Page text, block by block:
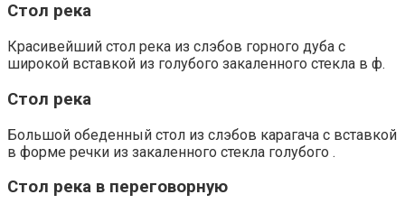
Стол река
Красивейший стол река из слэбов горного дуба с
широкой вставкой из голубого закаленного стекла в ф.
Стол река
Большой обеденный стол из слэбов карагача с вставкой
в форме речки из закаленного стекла голубого .
Стол река в переговорную